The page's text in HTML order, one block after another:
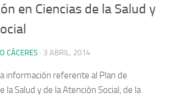
en Ciencias de la Salud y
CÁCERES · 3 ABRIL, 2014
información referente al Plan de
la Salud y de la Atención Social, de la